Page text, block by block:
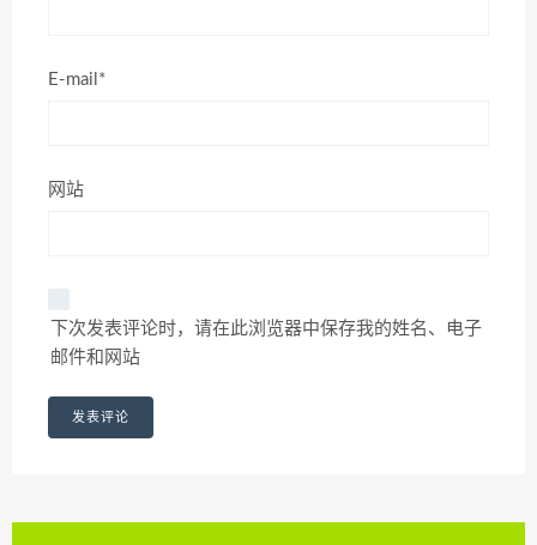
E-mail*
网站
下次发表评论时，请在此浏览器中保存我的姓名、电子
邮件和网站